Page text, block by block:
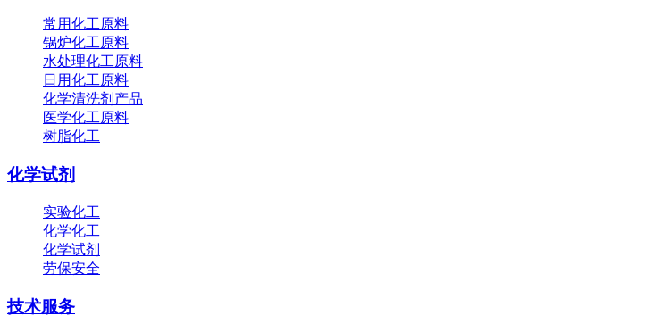
常用化工原料
锅炉化工原料
水处理化工原料
日用化工原料
化学清洗剂产品
医学化工原料
树脂化工
化学试剂
实验化工
化学化工
化学试剂
劳保安全
技术服务